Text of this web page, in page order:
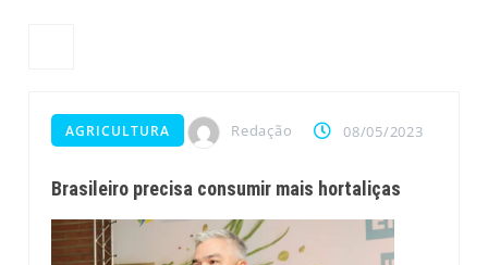
AGRICULTURA Redação 08/05/2023
Brasileiro precisa consumir mais hortaliças